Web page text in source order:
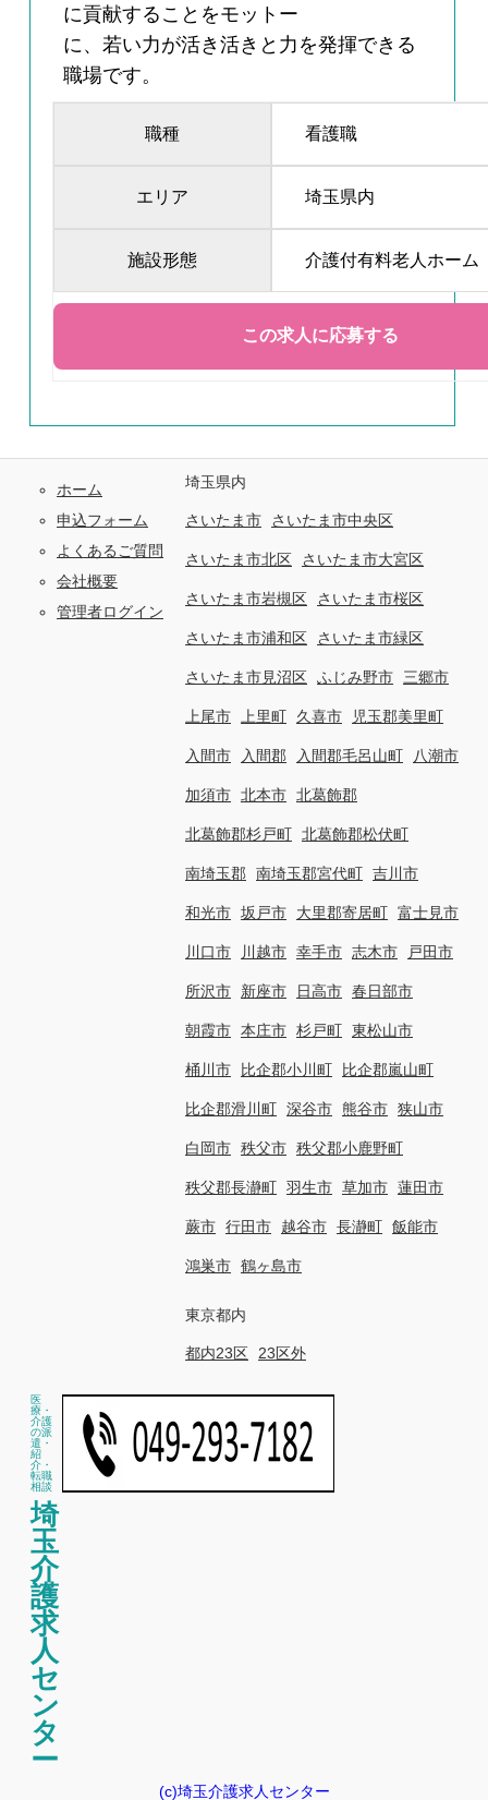
に貢献することをモットー
に、若い力が活き活きと力を発揮できる
職場です。
職種 看護職
エリア 埼玉県内
施設形態 介護付有料老人ホーム
ホーム
申込フォーム
よくあるご質問
会社概要
管理者ログイン
埼玉県内
さいたま市 さいたま市中央区
さいたま市北区 さいたま市大宮区
さいたま市岩槻区 さいたま市桜区
さいたま市浦和区 さいたま市緑区
さいたま市見沼区 ふじみ野市 三郷市
上尾市 上里町 久喜市 児玉郡美里町
入間市 入間郡 入間郡毛呂山町 八潮市
加須市 北本市 北葛飾郡
北葛飾郡杉戸町 北葛飾郡松伏町
南埼玉郡 南埼玉郡宮代町 吉川市
和光市 坂戸市 大里郡寄居町 富士見市
川口市 川越市 幸手市 志木市 戸田市
所沢市 新座市 日高市 春日部市
朝霞市 本庄市 杉戸町 東松山市
桶川市 比企郡小川町 比企郡嵐山町
比企郡滑川町 深谷市 熊谷市 狭山市
白岡市 秩父市 秩父郡小鹿野町
秩父郡長瀞町 羽生市 草加市 蓮田市
蕨市 行田市 越谷市 長瀞町 飯能市
鴻巣市 鶴ヶ島市
東京都内
都内23区 23区外
医
療・
介護
の派
遣・
紹
介・
転職
相談
埼
玉
介
護
求
人
セ
ン
タ
ー
(c)埼玉介護求人センター